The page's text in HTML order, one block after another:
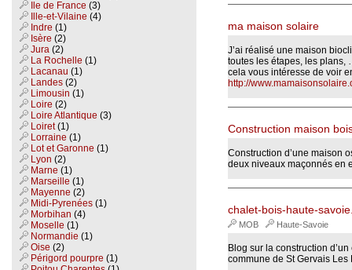
Ile de France (3)
Ille-et-Vilaine (4)
Indre (1)
Isère (2)
Jura (2)
La Rochelle (1)
Lacanau (1)
Landes (2)
Limousin (1)
Loire (2)
Loire Atlantique (3)
Loiret(1)
Lorraine (1)
Lot et Garonne (1)
Lyon (2)
Marne (1)
Marseille (1)
Mayenne (2)
Midi-Pyrenées (1)
Morbihan (4)
Moselle (1)
Normandie (1)
Oise (2)
Périgord pourpre (1)
ma maison solaire
J’ai réalisé une maison
toutes les étapes, les plans,
cela vous intéresse de voir
http://
Construction maison
Construction d’une maison
deux niveaux maçonnés en
chalet-bois-haute-
MOB Haute-Savoie
Blog sur la construction
commune de St Gervais Les